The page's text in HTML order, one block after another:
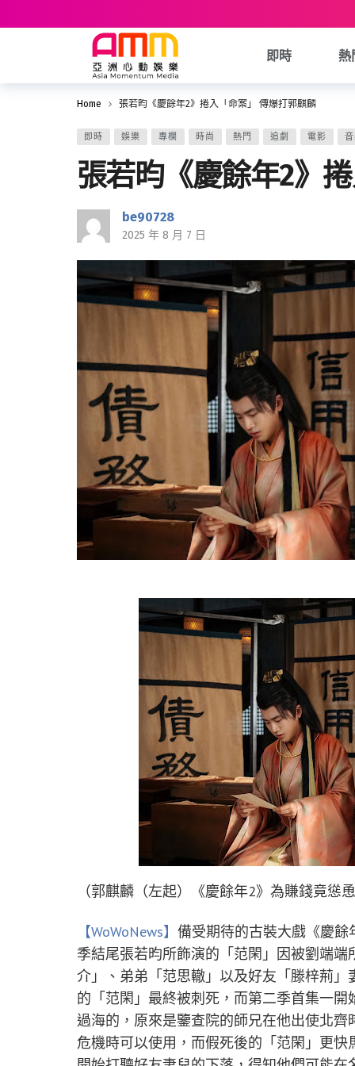
即時 熱
Home 張若昀《慶餘年2》捲入「命案」 傳爆打郭麒麟
即時 娛樂 專欄 時尚 熱門 追劇 電影
張若昀《慶餘年2》
be90728
2025 年 8 月 7 日
（郭麒麟（左起）《慶餘年2》為賺錢竟
【WoWoNews】 備受期待的古裝大戲《慶
季結尾張若昀所飾演的「范閑」因被劉端
介」、弟弟「范思轍」以及好友「滕梓荊
的「范閑」最終被刺死，而第二季首集一
過海的，原來是鑒查院的師兄在他出使北
危機時可以使用，而假死後的「范閑」更